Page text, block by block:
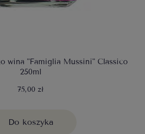
wina "Famiglia Mussini" Classico
250ml
75,00 zł
Do koszyka